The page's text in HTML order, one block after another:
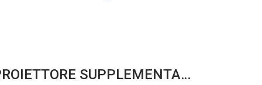
FARO ANGEL-LED COPPIA PROIETTORE SUPPLEMENTARE 42 LED 12/24V 178MM